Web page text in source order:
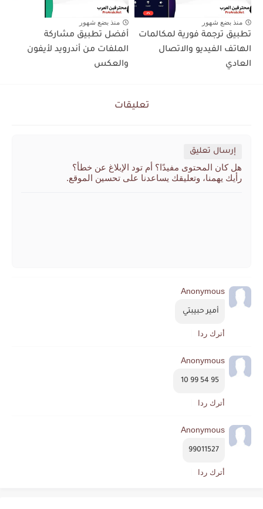
منذ بضع شهور
تطبيق ترجمة فورية لمكالمات
الهاتف الفيديو والاتصال
العادي
منذ بضع شهور
أفضل تطبيق مشاركة
الملفات من أندرويد لأيفون
والعكس
تعليقات
إرسال تعليق
هل كان المحتوى مفيدًا؟ أم تود الإبلاغ عن خطأ؟
رأيك يهمنا، وتعليقك يساعدنا على تحسين الموقع.
Anonymous
أمير حبيبتي
أترك ردا
Anonymous
95 54 99 10
أترك ردا
Anonymous
99011527
أترك ردا